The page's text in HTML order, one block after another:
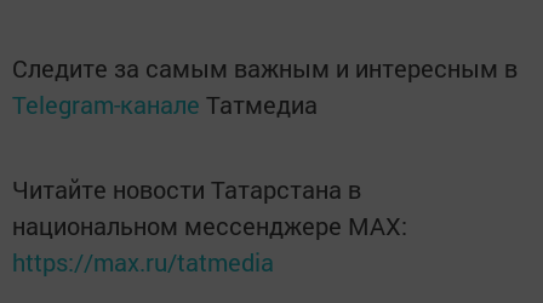
Следите за самым важным и интересным в
Telegram-канале Татмедиа
Читайте новости Татарстана в
национальном мессенджере MАХ:
https://max.ru/tatmedia